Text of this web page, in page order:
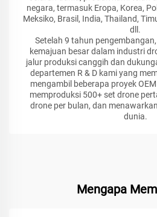
negara, termasuk Eropa, Korea,
Meksiko, Brasil, India, Thailand,
dll.
Setelah 9 tahun
kemajuan besar dalam industri
jalur produksi canggih dan
departemen R & D kami yang
mengambil beberapa proyek
memproduksi 500+ set drone
drone per bulan, dan
dunia.
Mengapa